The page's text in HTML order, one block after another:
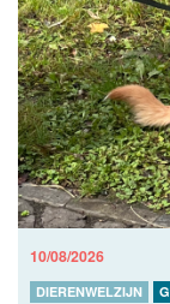
10/08/2026
DIERENWELZIJN